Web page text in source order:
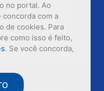
no portal. Ao
com a
de cookies. Para
como isso é feito,
. Se você concorda,
se
sociais